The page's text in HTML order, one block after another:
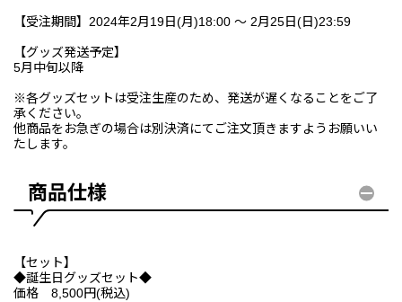
【受注期間】2024年2月19日(月)18:00 ～ 2月25日(日)23:59
【グッズ発送予定】
5月中旬以降
※各グッズセットは受注生産のため、発送が遅くなることをご了
承ください。
他商品をお急ぎの場合は別決済にてご注文頂きますようお願いい
たします。
商品仕様
【セット】
◆誕生日グッズセット◆
価格 8,500円(税込)